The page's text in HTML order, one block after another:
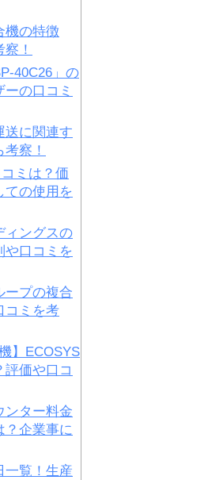
機の特徴
！
40C26」の
の口コミ
送に関連す
察！
ミは？価
ての使用を
ィングスの
や口コミを
ープの複合
コミを考
】ECOSYS
評価や口コ
ンター料金
？企業事に
一覧！生産